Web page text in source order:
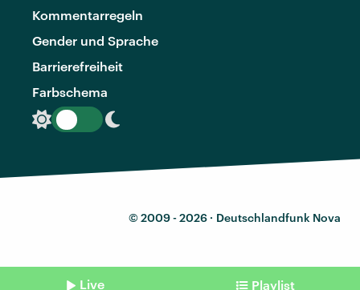
Kommentarregeln
Gender und Sprache
Barrierefreiheit
Farbschema
© 2009 - 2026 · Deutschlandfunk Nova
Live Playlist